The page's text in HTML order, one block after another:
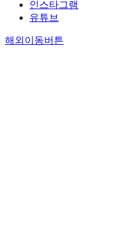
인스타그램
유튜브
해외이동버튼